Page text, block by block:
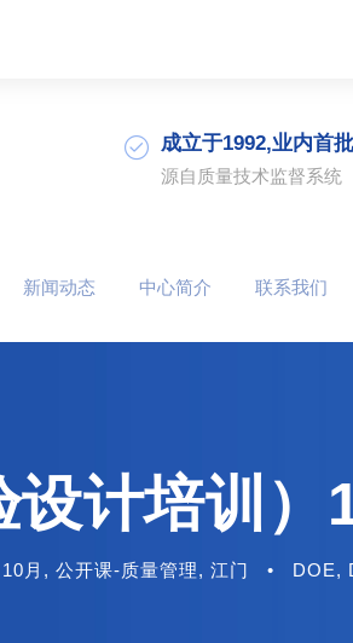
成立于1992,业内首批
源自质量技术监督系统
新闻动态 中心简介 联系我们
计培训）
10月 , 公开课-质量管理, 江门 • DOE,